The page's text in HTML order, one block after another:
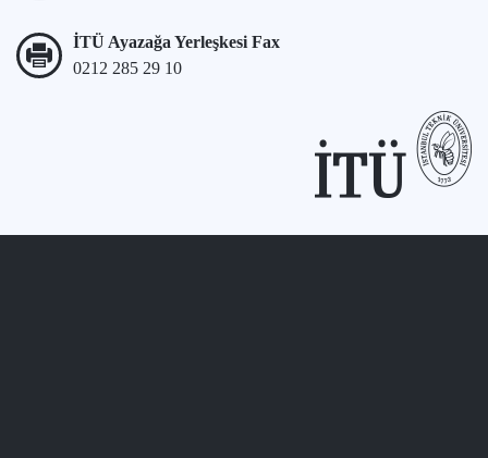
İTÜ Ayazağa Yerleşkesi Fax
0212 285 29 10